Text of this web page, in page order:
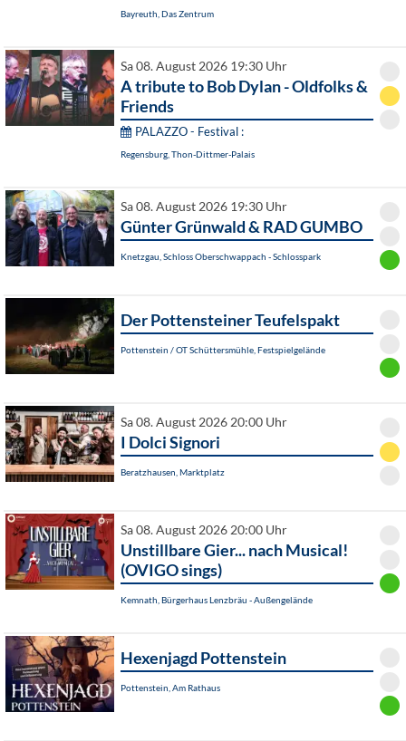
Bayreuth, Das Zentrum
Sa 08. August 2026 19:30 Uhr
A tribute to Bob Dylan - Oldfolks &
Friends
PALAZZO - Festival :
Regensburg, Thon-Dittmer-Palais
Sa 08. August 2026 19:30 Uhr
Günter Grünwald & RAD GUMBO
Knetzgau, Schloss Oberschwappach - Schlosspark
Der Pottensteiner Teufelspakt
Pottenstein / OT Schüttersmühle, Festspielgelände
Sa 08. August 2026 20:00 Uhr
I Dolci Signori
Beratzhausen, Marktplatz
Sa 08. August 2026 20:00 Uhr
Unstillbare Gier... nach Musical!
(OVIGO sings)
Kemnath, Bürgerhaus Lenzbräu - Außengelände
Hexenjagd Pottenstein
Pottenstein, Am Rathaus